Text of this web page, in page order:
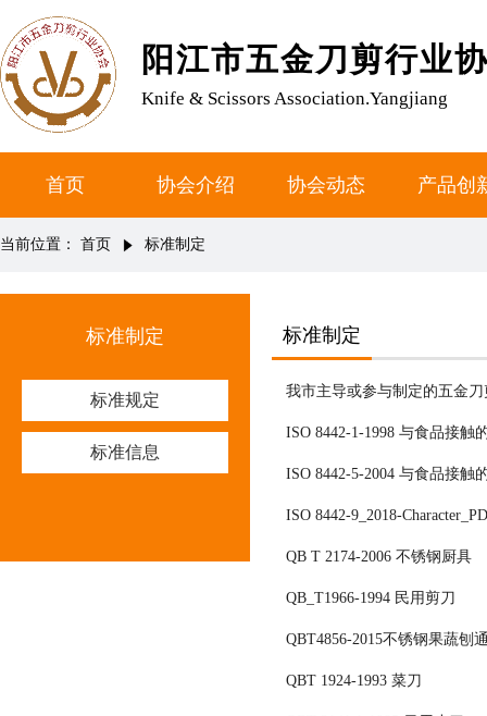
阳江市五金刀剪行业
Knife & Scissors Association.Yangjiang
首页 协会介绍 协会动态 产品创
当前位置： 首页 标准制定
标准制定
标准规定
标准信息
标准制定
我市主导或参与制定的五金
ISO 8442-1-1998 与食品接
ISO 8442-5-2004 与食品接
ISO 8442-9_2018-
QB T 2174-2006 不锈钢厨具
QB_T1966-1994 民用剪刀
QBT4856-2015不锈钢果蔬刨
QBT 1924-1993 菜刀